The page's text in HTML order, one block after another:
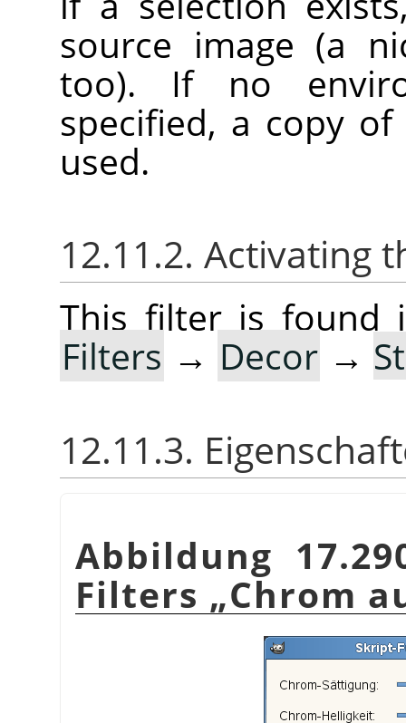
source image (a
too). If no
specified, a copy
used.
12.11.2. Activating
This filter is found
Filters → Decor →
12.11.3.
Abbildung
Filters „Chrom